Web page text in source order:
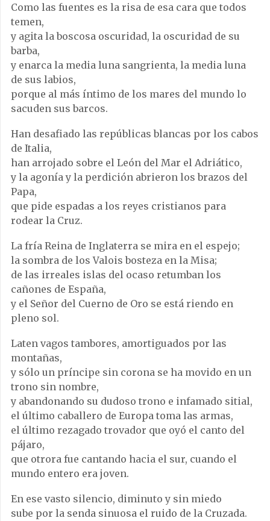
Como las fuentes es la risa de esa cara que todos
temen,
y agita la boscosa oscuridad, la oscuridad de su
barba,
y enarca la media luna sangrienta, la media luna
de sus labios,
porque al más íntimo de los mares del mundo lo
sacuden sus barcos.
Han desafiado las repúblicas blancas por los cabos
de Italia,
han arrojado sobre el León del Mar el Adriático,
y la agonía y la perdición abrieron los brazos del
Papa,
que pide espadas a los reyes cristianos para
rodear la Cruz.
La fría Reina de Inglaterra se mira en el espejo;
la sombra de los Valois bosteza en la Misa;
de las irreales islas del ocaso retumban los
cañones de España,
y el Señor del Cuerno de Oro se está riendo en
pleno sol.
Laten vagos tambores, amortiguados por las
montañas,
y sólo un príncipe sin corona se ha movido en un
trono sin nombre,
y abandonando su dudoso trono e infamado sitial,
el último caballero de Europa toma las armas,
el último rezagado trovador que oyó el canto del
pájaro,
que otrora fue cantando hacia el sur, cuando el
mundo entero era joven.
En ese vasto silencio, diminuto y sin miedo
sube por la senda sinuosa el ruido de la Cruzada.